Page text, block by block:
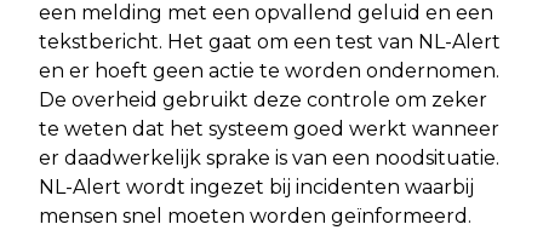
een melding met een opvallend geluid en een
tekstbericht. Het gaat om een test van NL-Alert
en er hoeft geen actie te worden ondernomen.
De overheid gebruikt deze controle om zeker
te weten dat het systeem goed werkt wanneer
er daadwerkelijk sprake is van een noodsituatie.
NL-Alert wordt ingezet bij incidenten waarbij
mensen snel moeten worden geïnformeerd.